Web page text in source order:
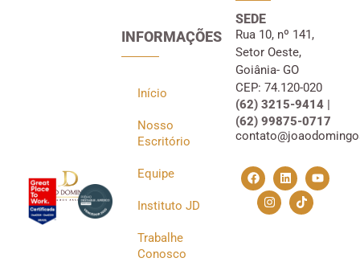
INFORMAÇÕES
Início
Nosso
Escritório
Equipe
Instituto JD
Trabalhe
Conosco
SEDE
Rua 10, nº 141,
Setor Oeste,
Goiânia- GO
CEP: 74.120-020
(62) 3215-9414 |
(62) 99875-0717